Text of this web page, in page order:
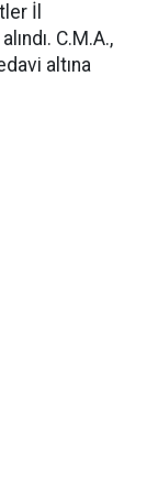
İl
C.M.A.,
altına